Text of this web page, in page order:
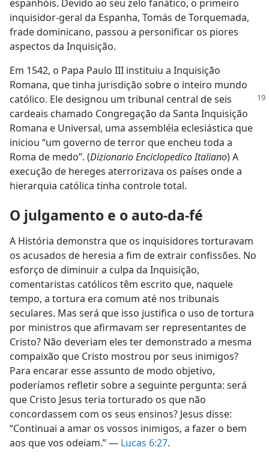
espanhóis. Devido ao seu zelo fanático, o primeiro
inquisidor-geral da Espanha, Tomás de Torquemada,
frade dominicano, passou a personificar os piores
aspectos da Inquisição.
Em 1542, o Papa Paulo III instituiu a Inquisição
Romana, que tinha jurisdição sobre o inteiro mundo
católico. Ele designou um tribunal central de seis
cardeais chamado Congregação da Santa Inquisição
Romana e Universal, uma assembléia eclesiástica que
iniciou “um governo de terror que encheu toda a
Roma de medo”. (Dizionario Enciclopedico Italiano) A
execução de hereges aterrorizava os países onde a
hierarquia católica tinha controle total.
O julgamento e o auto-da-fé
A História demonstra que os inquisidores torturavam
os acusados de heresia a fim de extrair confissões. No
esforço de diminuir a culpa da Inquisição,
comentaristas católicos têm escrito que, naquele
tempo, a tortura era comum até nos tribunais
seculares. Mas será que isso justifica o uso de tortura
por ministros que afirmavam ser representantes de
Cristo? Não deveriam eles ter demonstrado a mesma
compaixão que Cristo mostrou por seus inimigos?
Para encarar esse assunto de modo objetivo,
poderíamos refletir sobre a seguinte pergunta: será
que Cristo Jesus teria torturado os que não
concordassem com os seus ensinos? Jesus disse:
“Continuai a amar os vossos inimigos, a fazer o bem
aos que vos odeiam.” — Lucas 6:27.